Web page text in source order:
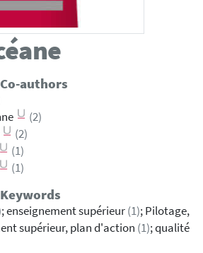
authors
(2)
(2)
(1)
(1)
; enseignement supérieur(1); Pilotage,
supérieur, plan d'action (1); qualité